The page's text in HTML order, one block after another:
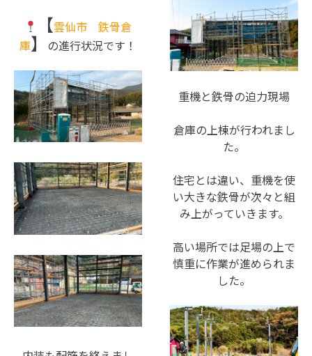
援
型
グ
ルー
プ
ホー
順
調
工
事
が
ん
で
お
ま
す！
【雲仙市 鉄骨倉
庫】 の進行状況です！
重機と鉄骨の迫力現場
倉庫の上棟が行われまし
た。
住宅とは違い、重機を使
い大きな鉄骨が次々と組
み上がっていきます。
高い場所では足場の上で
慎重に作業が進められま
した。